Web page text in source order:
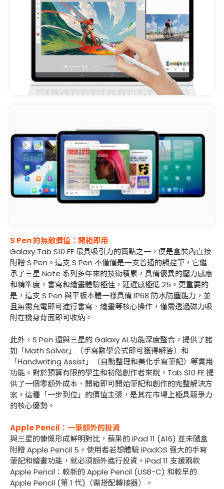
S Pen 的無敵價值：開箱即用
Galaxy Tab S10 FE 最具吸引力的賣點之一，便是盒裝內直接
附贈 S Pen。這支 S Pen 不僅僅是一支普通的觸控筆，它繼
承了三星 Note 系列多年來的技術積累，具備優異的壓力感應
和精準度，書寫和繪畫體驗極佳，延遲感極低 25。更重要的
是，這支 S Pen 與平板本體一樣具備 IP68 防水防塵能力，並
且無需充電即可進行書寫、繪畫等核心操作，僅需透過磁力吸
附在機身背面即可收納。
此外，S Pen 還與三星的 Galaxy AI 功能深度整合，提供了諸
如「Math Solver」（手寫數學公式即可獲得解答）和
「Handwriting Assist」（自動整理和美化手寫筆記）等實用
功能。對於預算有限的學生和初階創作者來說，Tab S10 FE 提
供了一個零額外成本、開箱即可開始筆記和創作的完整解決方
案。這種「一步到位」的價值主張，是其在市場上極具競爭力
的核心優勢。
Apple Pencil：一筆額外的投資
與三星的慷慨形成鮮明對比，蘋果的 iPad 11 (A16) 並未隨盒
附贈 Apple Pencil 5。使用者若想體驗 iPadOS 强大的手寫
筆記和繪畫功能，就必須額外進行投資。iPad 11 支援兩款
Apple Pencil：較新的 Apple Pencil (USB-C) 和較早的
Apple Pencil (第 1 代)（需搭配轉接器）。